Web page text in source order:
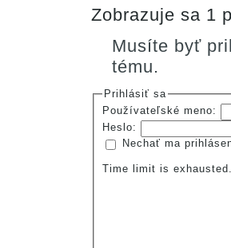
Zobrazuje sa 1
Musíte byť
tému.
Prihlásiť sa
Používateľské meno:
Heslo:
Nechať ma
Time limit is